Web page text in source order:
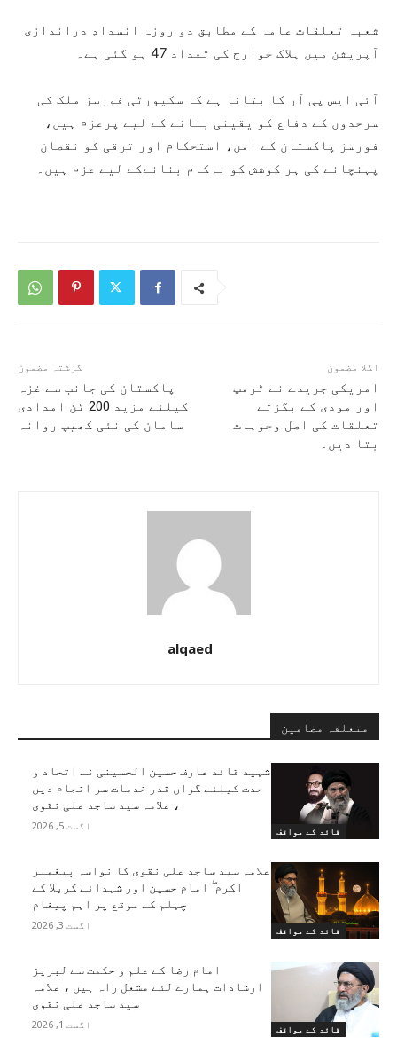
شعبہ تعلقات عامہ کے مطابق دو روزہ انسدادِ دراندازی
آپریشن میں ہلاک خوارج کی تعداد 47 ہو گئی ہے۔
آئی ایس پی آر کا بتانا ہے کہ سکیورٹی فورسز ملک کی
سرحدوں کے دفاع کو یقینی بنانے کے لیے پرعزم ہیں،
فورسز پاکستان کے امن، استحکام اور ترقی کو نقصان
پہنچانے کی ہر کوشش کو ناکام بنانےکے لیے عزم ہیں۔
گزشتہ مضمون
پاکستان کی جانب سے غزہ
کیلئے مزید 200 ٹن امدادی
سامان کی نئی کھیپ روانہ
اگلا مضمون
امریکی جریدے نے ٹرمپ
اور مودی کے بگڑتے
تعلقات کی اصل وجوہات
بتا دیں۔
alqaed
متعلقہ مضامین
قائد کے مواقف
شہید قائد عارف حسین الحسینی نے اتحاد و
حدت کیلئے گراں قدر خدمات سر انجام دیں
، علامہ سید ساجد علی نقوی
اگست 5, 2026
قائد کے مواقف
علامہ سید ساجد علی نقوی کا نواسہ پیغمبر
اکرم ۖ امام حسین اور شہدائے کربلا کے
چہلم کے موقع پر اہم پیغام
اگست 3, 2026
قائد کے مواقف
امام رضا کے علم و حکمت سے لبریز
ارشادات ہمارے لئے مشعل راہ ہیں ، علامہ
سید ساجد علی نقوی
اگست 1, 2026